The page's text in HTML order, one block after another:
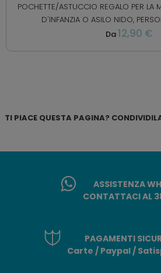
POCHETTE/ASTUCCIO REGALO PER LA
D'INFANZIA O ASILO NIDO,
Da12,90 €
TI PIACE QUESTA PAGINA?
ASSISTENZA
CONTATTACI AL
PAGAMENTI
Carte / Paypal /